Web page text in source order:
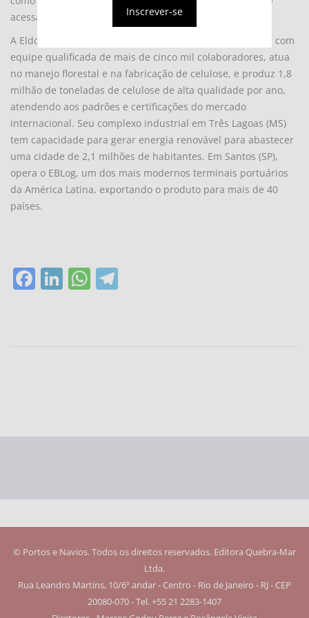
Inscrever-se
acessar
este link.
A Eldorado Brasil Celulose, empresa do Grupo J&F, conta com
equipe qualificada de mais de cinco mil colaboradores, atua
no manejo florestal e na fabricação de celulose, e produz 1,8
milhão de toneladas de celulose de alta qualidade por ano,
atendendo aos padrões e certificações do mercado
internacional. Seu complexo industrial em Três Lagoas (MS)
tem capacidade para gerar energia renovável para abastecer
uma cidade de 2,1 milhões de habitantes. Em Santos (SP),
opera o EBLog, um dos mais modernos terminais portuários
da América Latina, exportando o produto para mais de 40
países.
Facebook
LinkedIn
WhatsApp
© Portos e Navios. Todos os direitos reservados. Editora Quebra-Mar
Ltda.
Rua Leandro Martins, 10/6º andar - Centro - Rio de Janeiro - RJ - CEP
20080-070 - Tel. +55 21 2283-1407